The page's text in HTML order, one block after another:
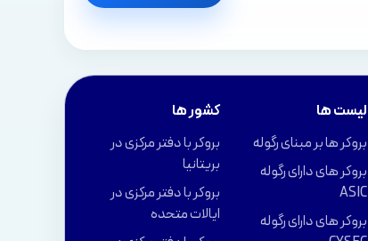
لیست ها
بروکر ها بر مبنای رگوله
بروکر های دارای رگوله
ASIC
بروکر های دارای رگوله
کشور ها
بروکر با دفتر مرکزی در
بریتانیا
بروکر با دفتر مرکزی در
ایالات متحده